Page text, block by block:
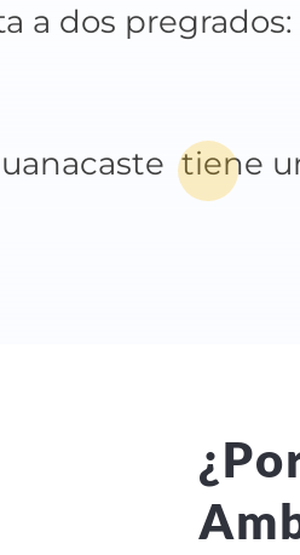
a dos
tiene